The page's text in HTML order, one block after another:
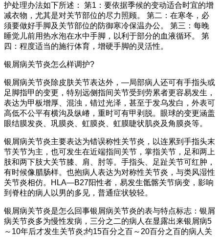
护处理办法如下所述： 第1：要依据季候的变动适合时宜的增
减衣物，尤其是对关节部位的尽力照顾。 第二：在寒冬，必
须要做好手脚及关节部位的防御寒冷保温办公。 第三：每晚
睡觉儿前用热水泡在水中手脚，以利于部分的血液循环。 第
四：程度适当的施行体育，增硬手脚的灵活性。
银屑病关节炎怎么样调护?
银屑病关节炎除皮肤关节表达外，—局部病人还可有手指头或
足脚指甲的变更，特别远侧指间关节受到劳累者更容易发生，
表达为甲板增厚、混浊，错过光泽，甚至于发乌发白，外表可
高低不公平有横沟及纵嵴，重时可有甲剥脱。眼球的变更涵盖
眼结膜发炎、巩膜炎、虹膜炎、虹膜睫状肌炎及角膜炎等。
银屑病关节炎主要表达为错误称性关节炎，以连累到手指头末
节关节为主，也可发生在近端指间关节，掌指关节，足和两上
肢和两下肢大关节膝、肩、肘等。手指头、足趾关节可红肿，
有时候像腊肠样。也抱病人表达为对称性关节炎，与类风湿性
关节炎相仿。HLA—B27阳性者，易发生骶髂关节病变，影响
到脊柱的病人以男的多见，普通症状较轻。
银屑病关节炎是怎么回事银屑病关节炎的表与特点标志：银屑
病关节炎多为慢性发病，三分之二的病人在显露出来银屑病5
～10年后才发生关节炎;约15百分之百～20百分之百的病人关